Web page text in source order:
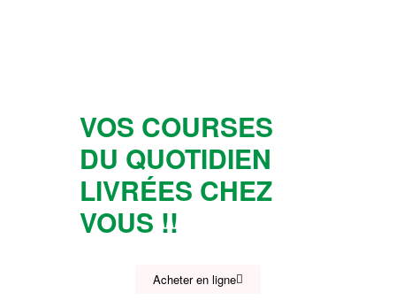
VOS COURSES
DU QUOTIDIEN
LIVRÉES CHEZ
VOUS !!
Acheter en ligne